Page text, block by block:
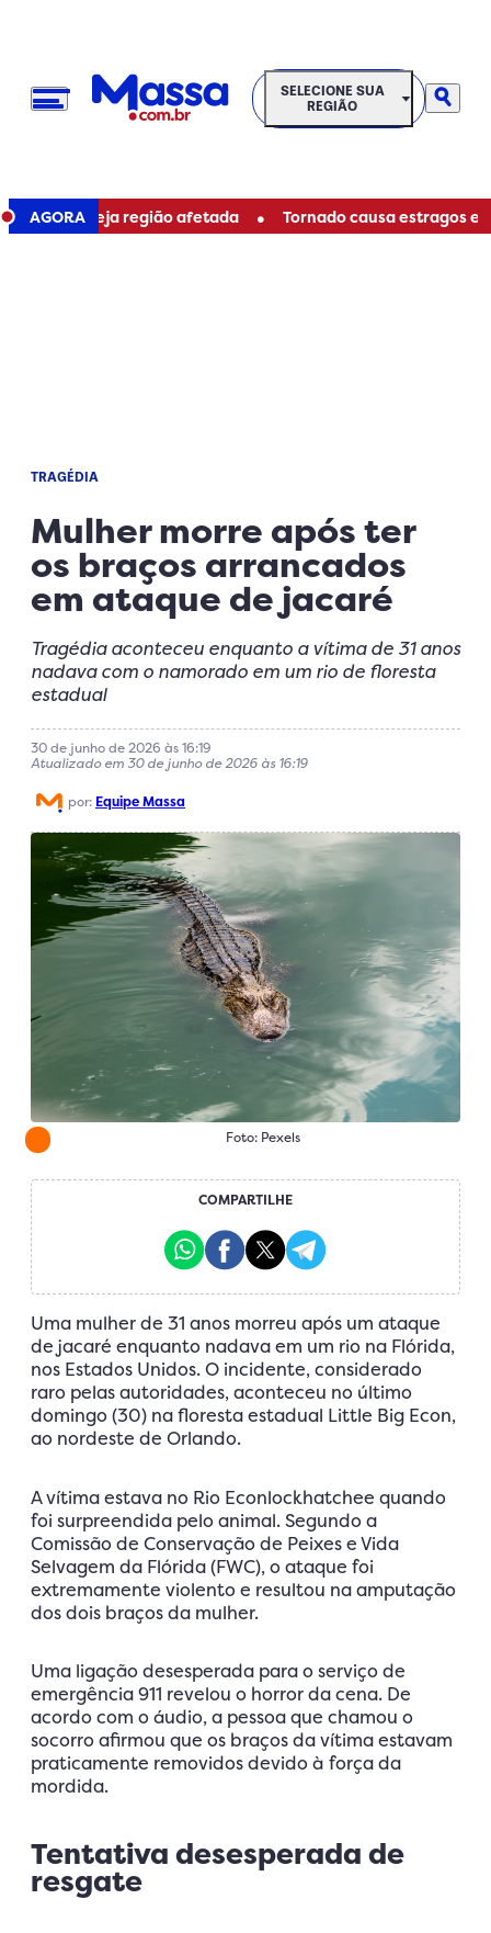
SELECIONE SUA REGIÃO
SELECIONE SUA
REGIÃO
AGORA
veja região afetada • Tornado causa estragos e
TRAGÉDIA
Mulher morre após ter
os braços arrancados
em ataque de jacaré
Tragédia aconteceu enquanto a vítima de 31 anos
nadava com o namorado em um rio de floresta
estadual
30 de junho de 2026 às 16:19
Atualizado em 30 de junho de 2026 às 16:19
por: Equipe Massa
Foto: Pexels
COMPARTILHE
Uma mulher de 31 anos morreu após um ataque
de jacaré enquanto nadava em um rio na Flórida,
nos Estados Unidos. O incidente, considerado
raro pelas autoridades, aconteceu no último
domingo (30) na floresta estadual Little Big Econ,
ao nordeste de Orlando.
A vítima estava no Rio Econlockhatchee quando
foi surpreendida pelo animal. Segundo a
Comissão de Conservação de Peixes e Vida
Selvagem da Flórida (FWC), o ataque foi
extremamente violento e resultou na amputação
dos dois braços da mulher.
Uma ligação desesperada para o serviço de
emergência 911 revelou o horror da cena. De
acordo com o áudio, a pessoa que chamou o
socorro afirmou que os braços da vítima estavam
praticamente removidos devido à força da
mordida.
Tentativa desesperada de
resgate